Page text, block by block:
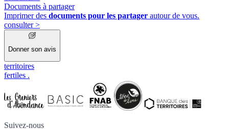
Documents à partager
Imprimer des documents pour les partager autour de vous.
consulter>
Donner son avis
territoires
fertiles .
Suivez-nous